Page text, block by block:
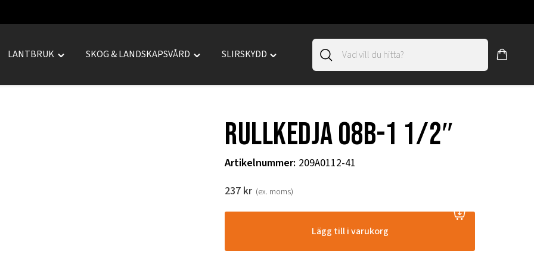
LANTBRUK
Toggle
SKOG & LANDSKAPSVÅRD
Toggle
SLIRSKYDD
Toggle
Rullkedja 08B-1 1/2″
Artikelnummer: 209A0112-41
237 kr (ex. moms)
Lägg till i varukorg